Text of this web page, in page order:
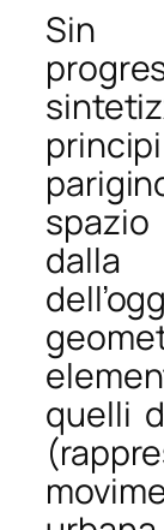
Sin
quelli